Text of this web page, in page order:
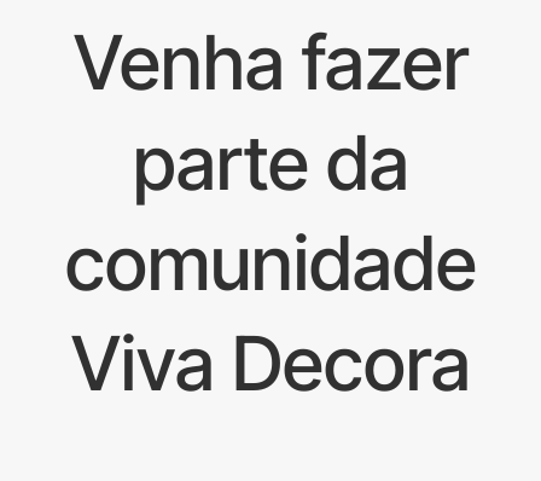
Venha fazer
parte da
comunidade
Viva Decora